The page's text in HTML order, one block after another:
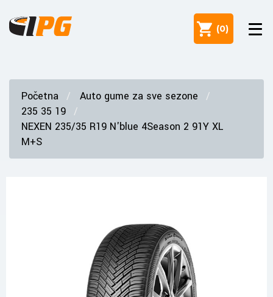
(0)
Početna
Auto gume za sve sezone
235 35 19
NEXEN 235/35 R19 N'blue 4Season 2 91Y XL
M+S